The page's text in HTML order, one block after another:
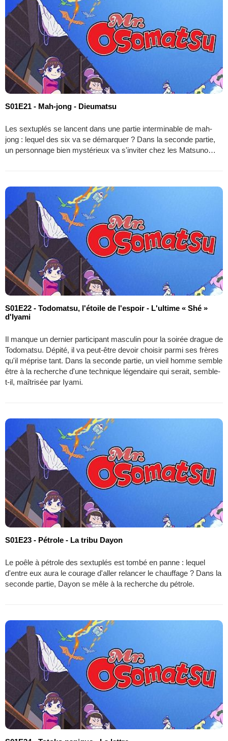
S01E21 - Mah-jong - Dieumatsu
Les sextuplés se lancent dans une partie interminable de mah-
jong : lequel des six va se démarquer ? Dans la seconde partie,
un personnage bien mystérieux va s'inviter chez les Matsuno…
S01E22 - Todomatsu, l'étoile de l'espoir - L'ultime « Shé »
d'Iyami
Il manque un dernier participant masculin pour la soirée drague de
Todomatsu. Dépité, il va peut-être devoir choisir parmi ses frères
qu'il méprise tant. Dans la seconde partie, un vieil homme semble
être à la recherche d'une technique légendaire qui serait, semble-
t-il, maîtrisée par Iyami.
S01E23 - Pétrole - La tribu Dayon
Le poêle à pétrole des sextuplés est tombé en panne : lequel
d'entre eux aura le courage d'aller relancer le chauffage ? Dans la
seconde partie, Dayon se mêle à la recherche du pétrole.